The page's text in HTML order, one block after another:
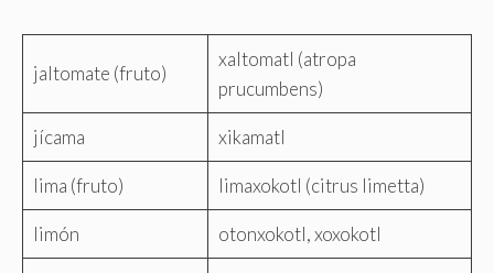
jaltomate (fruto)
xaltomatl (atropa
prucumbens)
jícama xikamatl
lima (fruto) limaxokotl (citrus limetta)
limón otonxokotl, xoxokotl